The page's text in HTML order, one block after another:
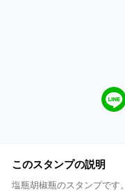
このスタンプの説明
塩瓶胡椒瓶のスタンプです。